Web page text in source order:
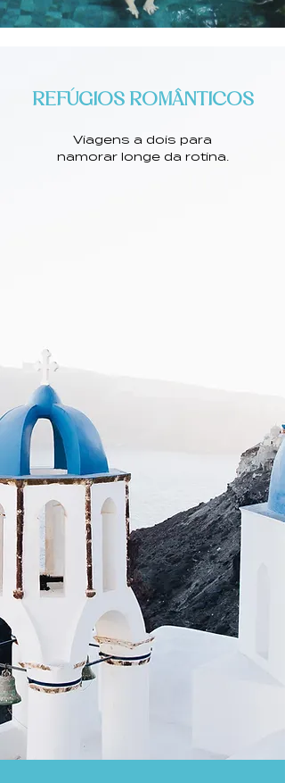
REFÚGIOS ROMÂNTICOS
Viagens a dois para
namorar longe da rotina.